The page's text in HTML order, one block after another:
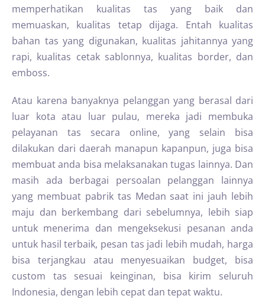
memperhatikan kualitas tas yang baik dan
memuaskan, kualitas tetap dijaga. Entah kualitas
bahan tas yang digunakan, kualitas jahitannya yang
rapi, kualitas cetak sablonnya, kualitas border, dan
emboss.
Atau karena banyaknya pelanggan yang berasal dari
luar kota atau luar pulau, mereka jadi membuka
pelayanan tas secara online, yang selain bisa
dilakukan dari daerah manapun kapanpun, juga bisa
membuat anda bisa melaksanakan tugas lainnya. Dan
masih ada berbagai persoalan pelanggan lainnya
yang membuat pabrik tas Medan saat ini jauh lebih
maju dan berkembang dari sebelumnya, lebih siap
untuk menerima dan mengeksekusi pesanan anda
untuk hasil terbaik, pesan tas jadi lebih mudah, harga
bisa terjangkau atau menyesuaikan budget, bisa
custom tas sesuai keinginan, bisa kirim seluruh
Indonesia, dengan lebih cepat dan tepat waktu.